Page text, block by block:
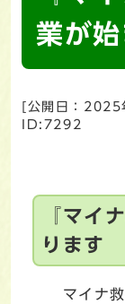
業が始
[公開日： 2025
ID:7292
『マイ
ります
マイナ救